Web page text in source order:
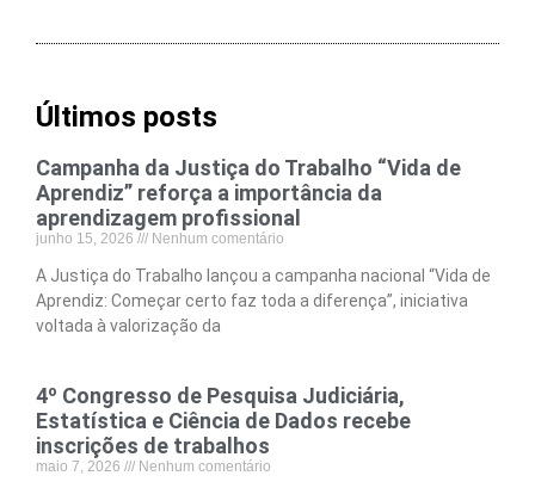
Últimos posts
Campanha da Justiça do Trabalho “Vida de
Aprendiz” reforça a importância da
aprendizagem profissional
junho 15, 2026 Nenhum comentário
A Justiça do Trabalho lançou a campanha nacional “Vida de
Aprendiz: Começar certo faz toda a diferença”, iniciativa
voltada à valorização da
4º Congresso de Pesquisa Judiciária,
Estatística e Ciência de Dados recebe
inscrições de trabalhos
maio 7, 2026 Nenhum comentário